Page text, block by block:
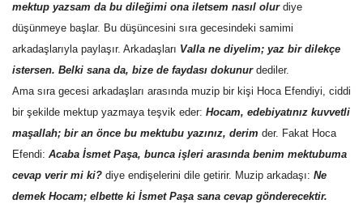
Kültür Sanat
mektup yazsam da bu dileğimi ona iletsem nasıl olur diye
düşünmeye başlar. Bu düşüncesini sıra gecesindeki samimi
arkadaşlarıyla paylaşır. Arkadaşları  Valla ne diyelim; yaz bir dilekçe
istersen. Belki sana da, bize de faydası dokunur dediler.
Ama sıra gecesi arkadaşları arasında muzip bir kişi Hoca Efendiyi, ciddi
bir şekilde mektup yazmaya teşvik eder:  Hocam, edebiyatınız kuvvetli
maşallah; bir an önce bu mektubu yazınız, derim  der. Fakat Hoca
Efendi:  Acaba İsmet Paşa, bunca işleri arasında benim mektubuma
cevap verir mi ki?  diye endişelerini dile getirir. Muzip arkadaşı:  Ne
demek Hocam; elbette ki İsmet Paşa sana cevap gönderecektir.